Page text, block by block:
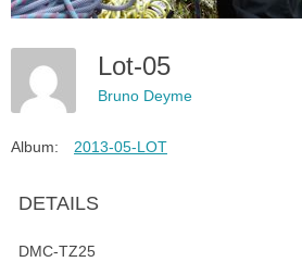
Lot-05
Bruno Deyme
Album: 2013-05-LOT
DETAILS
DMC-TZ25